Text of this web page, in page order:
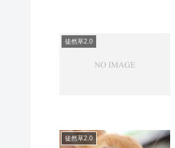
徒然草2.0
徒然草2.0